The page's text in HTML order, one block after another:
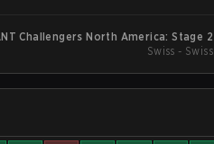
Challengers North America: Stage 2
Swiss - Swiss